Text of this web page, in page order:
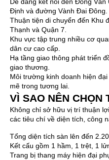
Dễ dàng kết nối đến Đồng
Định và đường Vành Đai Đông.
Thuận tiện di chuyển đến Khu
Thạnh và Quận 7.
Khu vực tập trung nhiều cơ
dân cư cao cấp.
Hạ tầng giao thông phát triển
giao thương.
Môi trường kinh doanh hiện
mẽ trong tương lai.
VÌ SAO NÊN CHỌN
Không chỉ sở hữu vị trí thuận
các tiêu chí về diện tích, công
Tổng diện tích sàn lên đến
Kết cấu gồm 1 hầm, 1 trệt, 1
Trang bị thang máy hiện đại